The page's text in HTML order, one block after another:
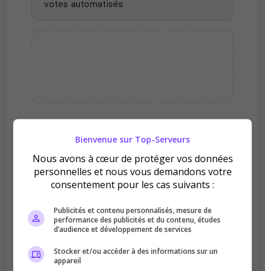
votes automatisés
Pourquoi voter pour Blood
Améliore le classement
Votre vote aide le serveur à monter dans le
Bienvenue sur Top-Serveurs
Nous avons à cœur de protéger vos données
personnelles et nous vous demandons votre
consentement pour les cas suivants :
Publicités et contenu personnalisés, mesure de
performance des publicités et du contenu, études
d’audience et développement de services
Stocker et/ou accéder à des informations sur un
appareil